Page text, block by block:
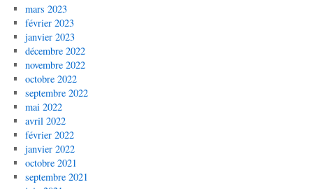
mars 2023
février 2023
janvier 2023
décembre 2022
novembre 2022
octobre 2022
septembre 2022
mai 2022
avril 2022
février 2022
janvier 2022
octobre 2021
septembre 2021